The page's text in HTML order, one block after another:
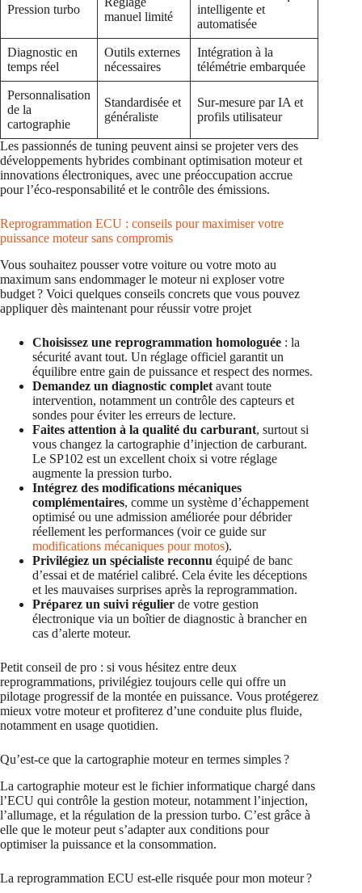
Pression turbo
manuel limité
intelligente et
automatisée
Diagnostic en
temps réel
Outils externes
nécessaires
Intégration à la
télémétrie embarquée
Personnalisation
de la
cartographie
Standardisée et
généraliste
Sur-mesure par IA et
profils utilisateur
Les passionnés de tuning peuvent ainsi se projeter vers des
développements hybrides combinant optimisation moteur et
innovations électroniques, avec une préoccupation accrue
pour l’éco-responsabilité et le contrôle des émissions.
Reprogrammation ECU : conseils pour maximiser votre
puissance moteur sans compromis
Vous souhaitez pousser votre voiture ou votre moto au
maximum sans endommager le moteur ni exploser votre
budget ? Voici quelques conseils concrets que vous pouvez
appliquer dès maintenant pour réussir votre projet
Choisissez une reprogrammation homologuée : la
sécurité avant tout. Un réglage officiel garantit un
équilibre entre gain de puissance et respect des normes.
Demandez un diagnostic complet avant toute
intervention, notamment un contrôle des capteurs et
sondes pour éviter les erreurs de lecture.
Faites attention à la qualité du carburant, surtout si
vous changez la cartographie d’injection de carburant.
Le SP102 est un excellent choix si votre réglage
augmente la pression turbo.
Intégrez des modifications mécaniques
complémentaires, comme un système d’échappement
optimisé ou une admission améliorée pour débrider
réellement les performances (voir ce guide sur
modifications mécaniques pour motos).
Privilégiez un spécialiste reconnu équipé de banc
d’essai et de matériel calibré. Cela évite les déceptions
et les mauvaises surprises après la reprogrammation.
Préparez un suivi régulier de votre gestion
électronique via un boîtier de diagnostic à brancher en
cas d’alerte moteur.
Petit conseil de pro : si vous hésitez entre deux
reprogrammations, privilégiez toujours celle qui offre un
pilotage progressif de la montée en puissance. Vous protégerez
mieux votre moteur et profiterez d’une conduite plus fluide,
notamment en usage quotidien.
Qu’est-ce que la cartographie moteur en termes simples ?
La cartographie moteur est le fichier informatique chargé dans
l’ECU qui contrôle la gestion moteur, notamment l’injection,
l’allumage, et la régulation de la pression turbo. C’est grâce à
elle que le moteur peut s’adapter aux conditions pour
optimiser la puissance et la consommation.
La reprogrammation ECU est-elle risquée pour mon moteur ?